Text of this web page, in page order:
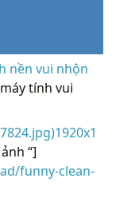
nền vui nhộn
tính vui
“]
funny-clean-